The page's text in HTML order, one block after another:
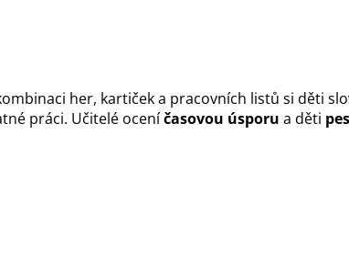
her, kartiček a pracovních listů si děti
práci. Učitelé oceníčasovou úsporu a děti